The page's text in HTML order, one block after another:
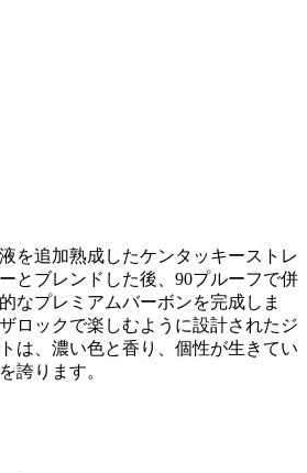
を追加熟成したケンタッキーストレ
とブレンドした後、90プルーフで併
なプレミアムバーボンを完成しま
ロックで楽しむように設計されたジ
は、濃い色と香り、個性が生きてい
誇ります。